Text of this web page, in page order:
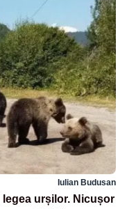
Iulian Budusan
urșilor. Nicușor